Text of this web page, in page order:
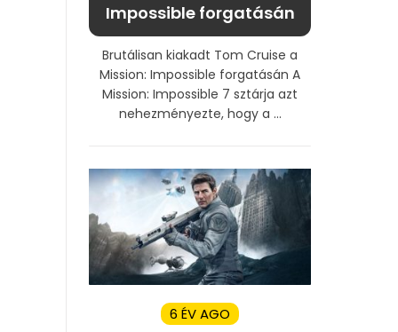
Impossible forgatásán
Brutálisan kiakadt Tom Cruise a
Mission: Impossible forgatásán A
Mission: Impossible 7 sztárja azt
nehezményezte, hogy a ...
6 ÉV AGO